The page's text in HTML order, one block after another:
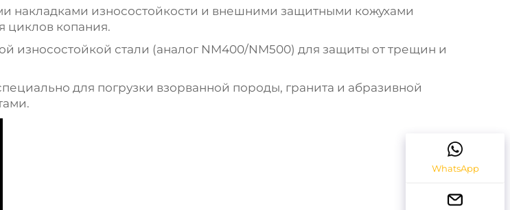
накладками износостойкости и внешними защитными кожухами
циклов копания.
износостойкой стали (аналог NM400/NM500) для защиты от трещин и
для погрузки взорванной породы, гранита и абразивной
WhatsApp